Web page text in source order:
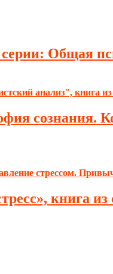
Общая
сознания.
книга